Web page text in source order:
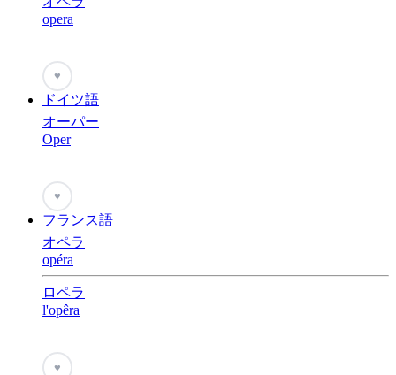
opera
♥
ドイツ語
オーパー
Oper
♥
フランス語
オペラ
opéra
ロペラ
l'opêra
♥